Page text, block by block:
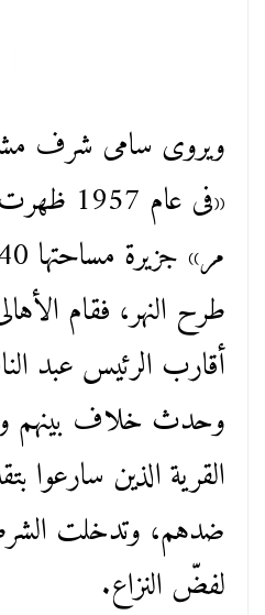
ويروى سامى شرف
«فى عام
طرح النهر، فقام
أقارب الرئيس عبد
وحدث خلاف بينهم
القرية الذين سارعوا
ضدهم، وتدخلت
لفضّ النزاع.